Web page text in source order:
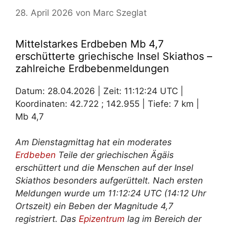
28. April 2026 von Marc Szeglat
Mittelstarkes Erdbeben Mb 4,7
erschütterte griechische Insel Skiathos –
zahlreiche Erdbebenmeldungen
Datum: 28.04.2026 | Zeit: 11:12:24 UTC |
Koordinaten: 42.722 ; 142.955 | Tiefe: 7 km |
Mb 4,7
Am Dienstagmittag hat ein moderates
Erdbeben Teile der griechischen Ägäis
erschüttert und die Menschen auf der Insel
Skiathos besonders aufgerüttelt. Nach ersten
Meldungen wurde um 11:12:24 UTC (14:12 Uhr
Ortszeit) ein Beben der Magnitude 4,7
registriert. Das Epizentrum lag im Bereich der